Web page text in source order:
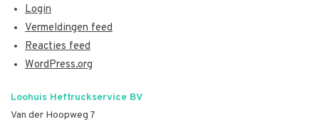
Login
Vermeldingen feed
Reacties feed
WordPress.org
Loohuis Heftruckservice BV
Van der Hoopweg 7